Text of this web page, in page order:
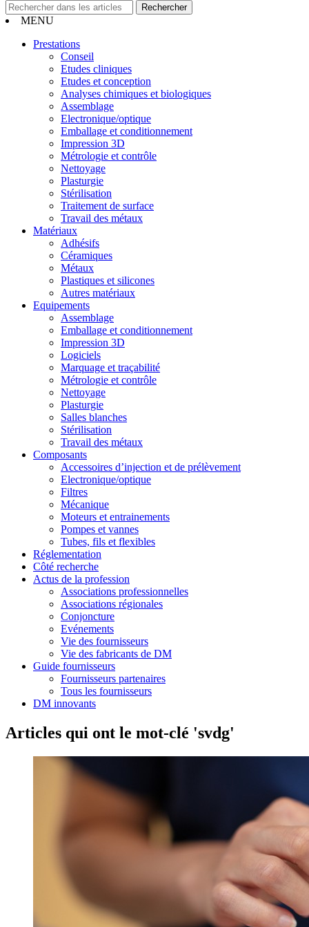
MENU
Prestations
Conseil
Etudes cliniques
Etudes et conception
Analyses chimiques et biologiques
Assemblage
Electronique/optique
Emballage et conditionnement
Impression 3D
Métrologie et contrôle
Nettoyage
Plasturgie
Stérilisation
Traitement de surface
Travail des métaux
Matériaux
Adhésifs
Céramiques
Métaux
Plastiques et silicones
Autres matériaux
Equipements
Assemblage
Emballage et conditionnement
Impression 3D
Logiciels
Marquage et traçabilité
Métrologie et contrôle
Nettoyage
Plasturgie
Salles blanches
Stérilisation
Travail des métaux
Composants
Accessoires d’injection et de prélèvement
Electronique/optique
Filtres
Mécanique
Moteurs et entrainements
Pompes et vannes
Tubes, fils et flexibles
Réglementation
Côté recherche
Actus de la profession
Associations professionnelles
Associations régionales
Conjoncture
Evénements
Vie des fournisseurs
Vie des fabricants de DM
Guide fournisseurs
Fournisseurs partenaires
Tous les fournisseurs
DM innovants
Articles qui ont le mot-clé 'svdg'